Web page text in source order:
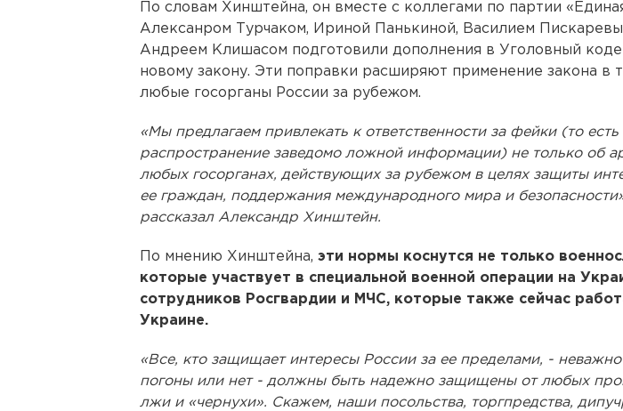
По словам Хинштейна, он вместе с коллегами по партии
Алексанром Турчаком, Ириной Панькиной, Василием
Андреем Клишасом подготовили дополнения в Уголовный
новому закону. Эти поправки расширяют применение закона в
любые госорганы России за рубежом.
«Мы предлагаем привлекать к ответственности за фейки (то
распространение заведомо ложной информации) не только об
любых госорганах, действующих за рубежом в целях защиты
ее граждан, поддержания международного мира и
рассказал Александр Хинштейн.
По мнению Хинштейна, эти нормы коснутся не только
которые участвует в специальной военной операции на
сотрудников Росгвардии и МЧС, которые также сейчас
Украине.
«Все, кто защищает интересы России за ее пределами, -
погоны или нет - должны быть надежно защищены от любых
лжи и «чернухи». Скажем, наши посольства, торгпредства,